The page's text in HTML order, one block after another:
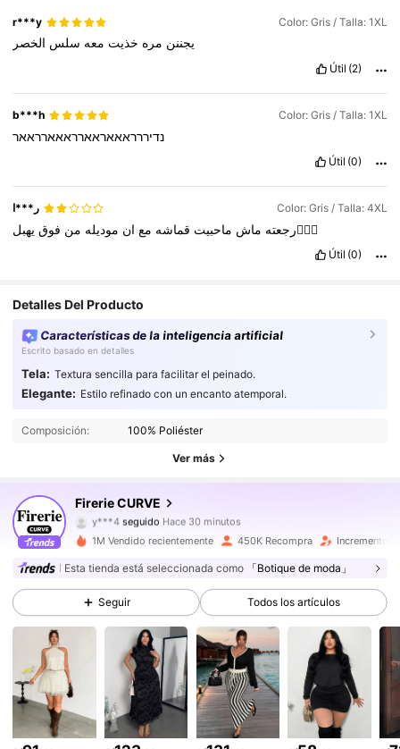
r***y Color: Gris / Talla: 1XL
يجننن مره خذيت معه سلس الخصر
Útil (2)
b***h Color: Gris / Talla: 1XL
נדיררראאאראארראאארראאר
Útil (0)
ر***ا Color: Gris / Talla: 4XL
رجعته ماش ماحبيت قماشه مع ان موديله من فوق يهبل🙍🏻‍♀️
Útil (0)
Detalles Del Producto
Características de la inteligencia artificial
Escrito basado en detalles
Tela: Textura sencilla para facilitar el peinado.
Elegante: Estilo refinado con un encanto atemporal.
Composición: 100% Poliéster
Ver más
Firerie CURVE
4.85 228K Seguidores
y***4 seguido Hace 30 minutos
4.85
228K Seguidores
4.85 228K Seguidores
4.85 228K Seguidores
228K Seguidores
4.85 228K Seguidores
1M Vendido recientemente 450K Recompra Incremento
Esta tienda está seleccionada como 「Botique de moda」
Seguir Todos los artículos